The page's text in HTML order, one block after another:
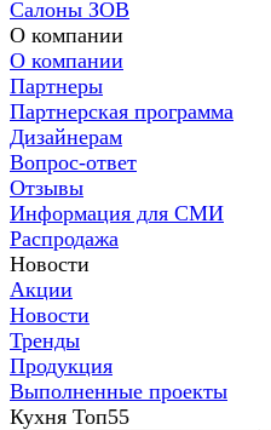
Салоны ЗОВ
О компании
О компании
Партнеры
Партнерская программа
Дизайнерам
Вопрос-ответ
Отзывы
Информация для СМИ
Распродажа
Новости
Акции
Новости
Тренды
Продукция
Выполненные проекты
Кухня Топ55